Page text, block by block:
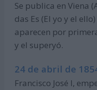
Se publica en Viena
das Es (El yo y el
aparecen por
y el superyó.
24 de abril de
Francisco José I,